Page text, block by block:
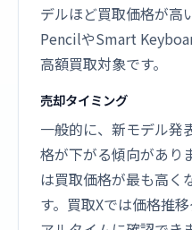
デルほど買取価格が高
PencilやSmart
高額買取対象です。
売却タイミング
一般的に、新モデル発
格が下がる傾向があり
は買取価格が最も高く
す。買取Xでは価格推